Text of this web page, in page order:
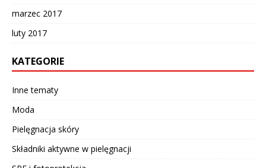
marzec 2017
luty 2017
KATEGORIE
Inne tematy
Moda
Pielęgnacja skóry
Składniki aktywne w pielęgnacji